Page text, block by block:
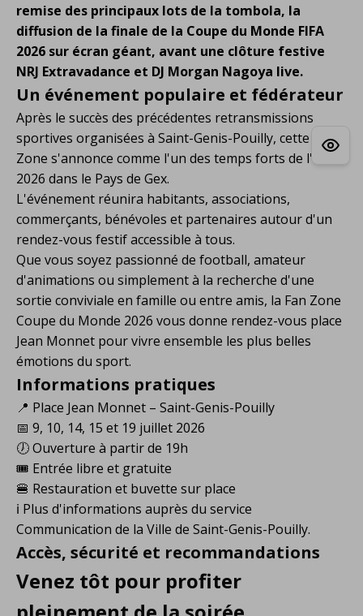
remise des principaux lots de la tombola, la
diffusion de la finale de la Coupe du Monde FIFA
2026 sur écran géant, avant une clôture festive
NRJ Extravadance et DJ Morgan Nagoya live.
Un événement populaire et fédérateur
Après le succès des précédentes retransmissions
sportives organisées à Saint-Genis-Pouilly, cette Fan
Zone s'annonce comme l'un des temps forts de l'été
2026 dans le Pays de Gex.
L'événement réunira habitants, associations,
commerçants, bénévoles et partenaires autour d'un
rendez-vous festif accessible à tous.
Que vous soyez passionné de football, amateur
d'animations ou simplement à la recherche d'une
sortie conviviale en famille ou entre amis, la Fan Zone
Coupe du Monde 2026 vous donne rendez-vous place
Jean Monnet pour vivre ensemble les plus belles
émotions du sport.
Informations pratiques
📍 Place Jean Monnet – Saint-Genis-Pouilly
📅 9, 10, 14, 15 et 19 juillet 2026
🕖 Ouverture à partir de 19h
🎟️ Entrée libre et gratuite
🍔 Restauration et buvette sur place
ℹ️ Plus d'informations auprès du service
Communication de la Ville de Saint-Genis-Pouilly.
Accès, sécurité et recommandations
Venez tôt pour profiter